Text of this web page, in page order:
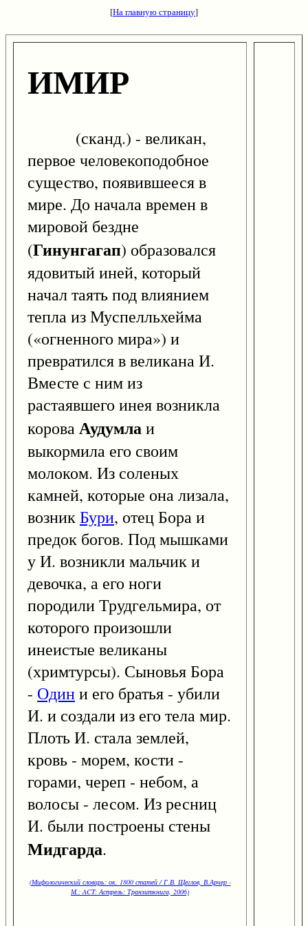
[На главную страницу]
ИМИР
(сканд.) - великан,
первое человекоподобное
существо, появившееся в
мире. До начала времен в
мировой бездне
(Гинунгагап) образовался
ядовитый иней, который
начал таять под влиянием
тепла из Муспелльхейма
(«огненного мира») и
превратился в великана И.
Вместе с ним из
растаявшего инея возникла
короваАудумлаи
выкормила его своим
молоком. Из соленых
камней, которые она лизала,
возникБури, отец Бора и
предок богов. Под мышками
у И. возникли мальчик и
девочка, а его ноги
породили Трудгельмира, от
которого произошли
инеистые великаны
(хримтурсы). Сыновья Бора
- Одини его братья - убили
И. и создали из его тела мир.
Плоть И. стала землей,
кровь - морем, кости -
горами, череп - небом, а
волосы - лесом. Из ресниц
И. были построены стены
Мидгарда.
(Мифологический словарь: ок. 1800 статей / Г.В. Щеглов, В.Арчер -
М.: ACT: Астрель: Транзиткнига, 2006)